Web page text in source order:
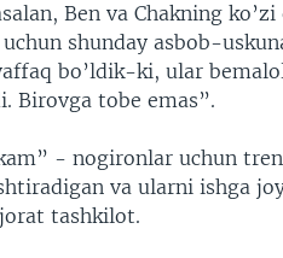
Ben va Chakning
shunday asbob-
bo’ldik-ki, ular
Birovga tobe emas”.
- nogironlar uchun
va ularni ishga
tashkilot.